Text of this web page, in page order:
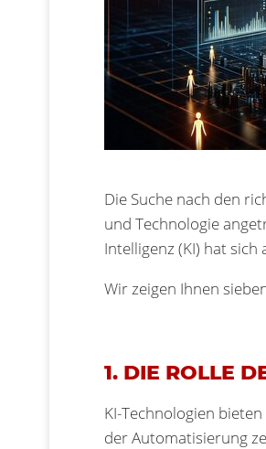
Die Suche nach den
und Technologie
Intelligenz (KI) hat
Wir zeigen Ihnen
1. DIE ROLLE
KI-Technologien
der Automatisierung